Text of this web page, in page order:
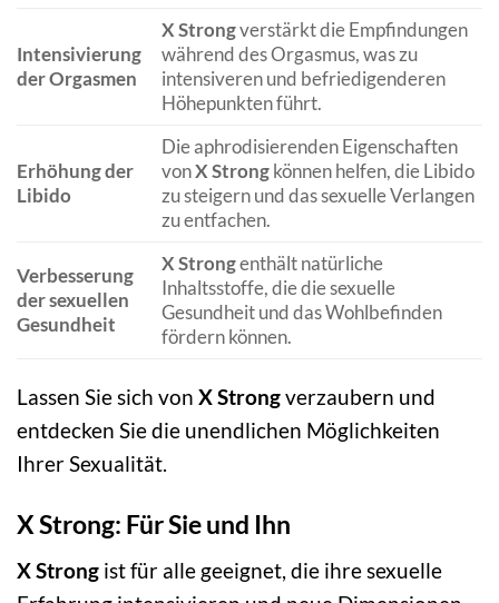
Intensivierung
der Orgasmen
X Strongverstärkt die Empfindungen
während des Orgasmus, was zu
intensiveren und befriedigenderen
Höhepunkten führt.
Erhöhung der
Libido
Die aphrodisierenden Eigenschaften
vonX Strongkönnen helfen, die Libido
zu steigern und das sexuelle Verlangen
zu entfachen.
Verbesserung
der sexuellen
Gesundheit
X Strongenthält natürliche
Inhaltsstoffe, die die sexuelle
Gesundheit und das Wohlbefinden
fördern können.
Lassen Sie sich von X Strongverzaubern und
entdecken Sie die unendlichen Möglichkeiten
Ihrer Sexualität.
X Strong: Für Sie und Ihn
X Strong ist für alle geeignet, die ihre sexuelle